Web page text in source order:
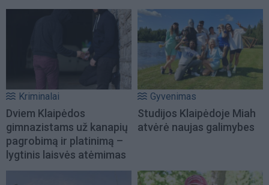
Kriminalai
Dviem Klaipėdos
gimnazistams už kanapių
pagrobimą ir platinimą –
lygtinis laisvės atėmimas
Gyvenimas
Studijos Klaipėdoje Miah
atvėrė naujas galimybes